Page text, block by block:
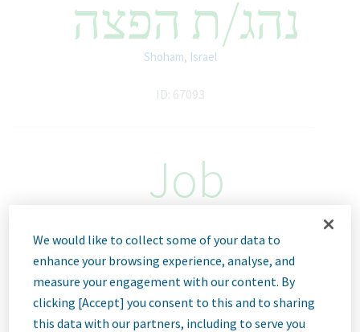
נהג/ת הפצה
Shoham, Israel
ID: 67093
Job
Description
אנחנו טבע
אנחנו טבע, חברת ביו-פרמצבטית חדשנית ומובילה, המתבססת על מנוע
We would like to collect some of your data to
enhance your browsing experience, analyse, and
measure your engagement with our content. By
clicking [Accept] you consent to this and to sharing
this data with our partners, including to serve you